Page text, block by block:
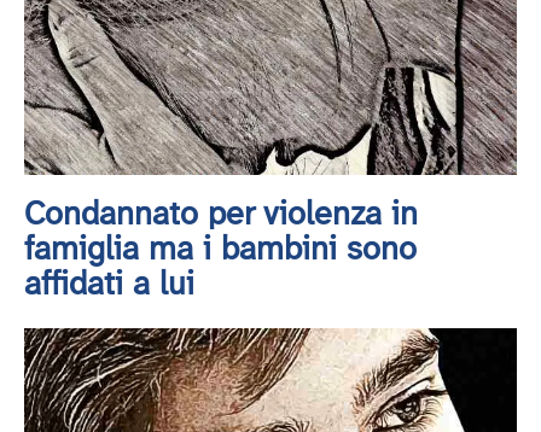
Condannato per violenza in
famiglia ma i bambini sono
affidati a lui